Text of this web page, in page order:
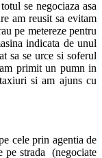
se negociaza asa
am reusit sa evitam
pe metereze pentru
indicata de unul
sa se urce si soferul
primit un pumn in
si am ajuns cu
cele prin agentia de
pe strada (negociate